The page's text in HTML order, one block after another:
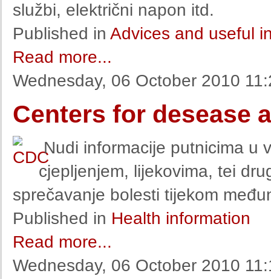
službi, električni napon itd.
Published in Advices and useful
Read more...
Wednesday, 06 October 2010
Centers for desease
Nudi informacije putnicima u
cjepljenjem, lijekovima, tei
sprečavanje bolesti tijekom
Published in Health information
Read more...
Wednesday, 06 October 2010